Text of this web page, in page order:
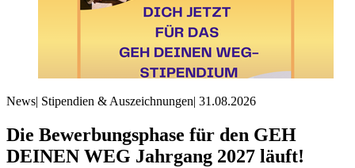
News| Stipendien & Auszeichnungen| 31.08.2026
Die Bewerbungsphase für den GEH
DEINEN WEG Jahrgang 2027 läuft!